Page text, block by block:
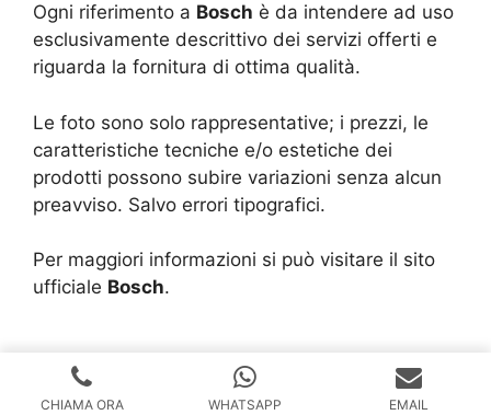
Ogni riferimento a Bosch è da intendere ad uso
esclusivamente descrittivo dei servizi offerti e
riguarda la fornitura di ottima qualità.
Le foto sono solo rappresentative; i prezzi, le
caratteristiche tecniche e/o estetiche dei
prodotti possono subire variazioni senza alcun
preavviso. Salvo errori tipografici.
Per maggiori informazioni si può visitare il sito
ufficiale Bosch.
Copyright © 2024 | Realizzazione Siti Web
Siti Roma
Solution Group Communication
CHIAMA ORA WHATSAPP EMAIL